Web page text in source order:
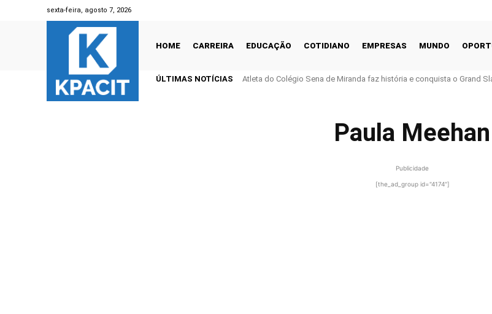
sexta-feira, agosto 7, 2026
HOME CARREIRA EDUCAÇÃO COTIDIANO EMPRESAS MUNDO
ÚLTIMAS NOTÍCIAS Atleta do Colégio Sena de Miranda faz história e conquista o Grand
Paula Meehan
Publicidade
[the_ad_group id="4174"]